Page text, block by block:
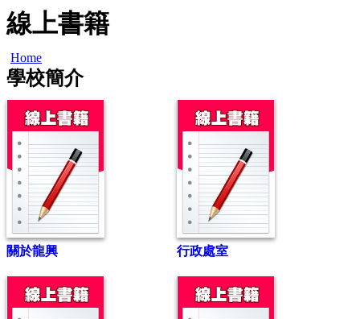
線上書籍
Home
學校簡介
關於龍興 行政處室